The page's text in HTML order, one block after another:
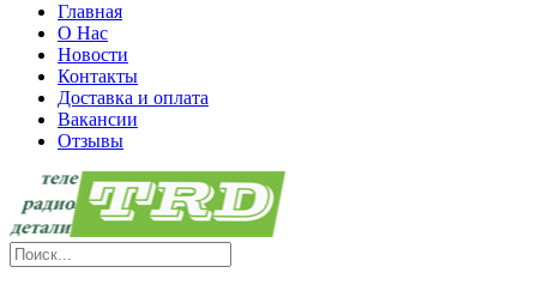
Главная
О Нас
Новости
Контакты
Доставка и оплата
Вакансии
Отзывы